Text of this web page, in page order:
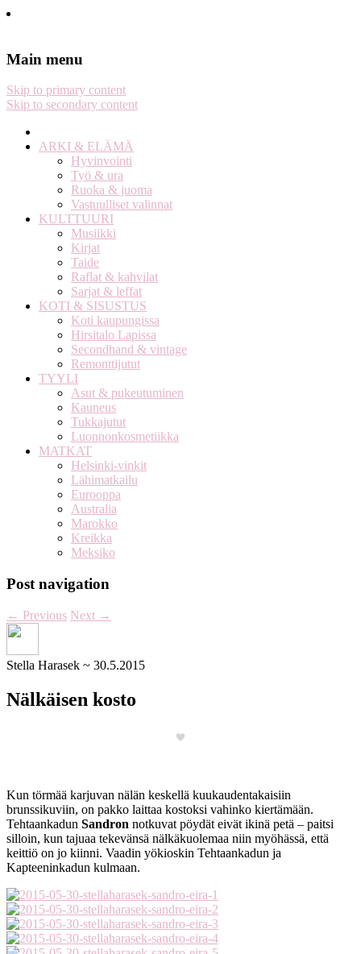
Notes on a life
Main menu
Skip to primary content
Skip to secondary content
ARKI & ELÄMÄ
Hyvinvointi
Työ & ura
Ruoka & juoma
Vastuulliset valinnat
KULTTUURI
Musiikki
Kirjat
Taide
Raflat & kahvilat
Sarjat & leffat
KOTI & SISUSTUS
Koti kaupungissa
Hirsitalo Lapissa
Secondhand & vintage
Remonttijutut
TYYLI
Asut & pukeutuminen
Kauneus
Tukkajutut
Luonnonkosmetiikka
MATKAT
Helsinki-vinkit
Lähimatkailu
Eurooppa
Australia
Marokko
Kreikka
Meksiko
Post navigation
← Previous Next →
Stella Harasek ~ 30.5.2015
Nälkäisen kosto
Kun törmää karjuvan nälän keskellä kuukaudentakaisiin
brunssikuviin, on pakko laittaa kostoksi vahinko kiertämään.
Tehtaankadun Sandron notkuvat pöydät eivät ikinä petä – paitsi
silloin, kun tajuaa tekevänsä nälkäkuolemaa niin myöhässä, että
keittiö on jo kiinni. Vaadin yökioskin Tehtaankadun ja
Kapteeninkadun kulmaan.